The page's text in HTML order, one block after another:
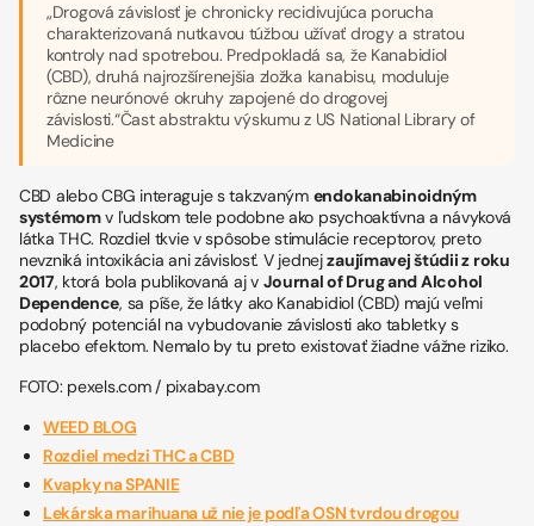
„Drogová závislosť je chronicky recidivujúca porucha
charakterizovaná nutkavou túžbou užívať drogy a stratou
kontroly nad spotrebou. Predpokladá sa, že Kanabidiol
(CBD), druhá najrozšírenejšia zložka kanabisu, moduluje
rôzne neurónové okruhy zapojené do drogovej
závislosti.“Čast abstraktu výskumu z US National Library of
Medicine
CBD alebo CBG interaguje s takzvaným endokanabinoidným
systémomv ľudskom tele podobne ako psychoaktívna a návyková
látka THC. Rozdiel tkvie v spôsobe stimulácie receptorov, preto
nevzniká intoxikácia ani závislosť. V jednejzaujímavej štúdii z roku
2017, ktorá bola publikovaná aj v Journal of Drug and Alcohol
Dependence, sa píše, že látky ako Kanabidiol (CBD) majú veľmi
podobný potenciál na vybudovanie závislosti ako tabletky s
placebo efektom. Nemalo by tu preto existovať žiadne vážne riziko.
FOTO: pexels.com / pixabay.com
WEED BLOG
Rozdiel medzi THC a CBD
Kvapky na SPANIE
Lekárska marihuana už nie je podľa OSN tvrdou drogou